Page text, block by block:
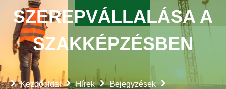
Kezdőoldal Hírek
Bejegyzések
SZEREPVÁLLALÁSA A
SZAKKÉPZÉSBEN